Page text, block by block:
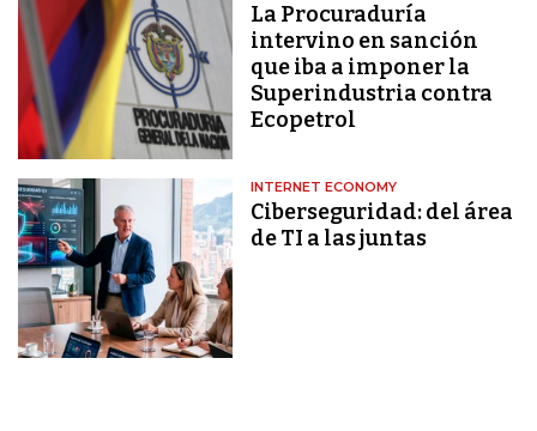
La Procuraduría
intervino en sanción
que iba a imponer la
Superindustria contra
Ecopetrol
INTERNET ECONOMY
Ciberseguridad: del área
de TI a las juntas